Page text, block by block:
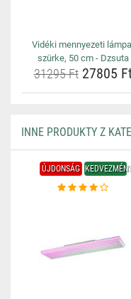
Vidéki mennyezeti
szürke, 50 cm - Dzsuta
31295 Ft27805
INNE PRODUKTY Z
ÚJDONSÁG